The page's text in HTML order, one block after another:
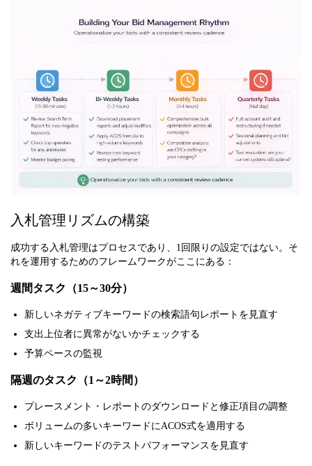
入札管理リズムの構築
成功する入札管理はプロセスであり、1回限りの設定ではない。そ
れを運用するためのフレームワークがここにある：
週間タスク（15～30分）
新しいネガティブキーワードの検索語句レポートを見直す
支出上位者に異常がないかチェックする
予算ペースの監視
隔週のタスク（1～2時間）
プレースメント・レポートのダウンロードと修正項目の調整
ボリュームの多いキーワードにACOS式を適用する
新しいキーワードのテストパフォーマンスを見直す